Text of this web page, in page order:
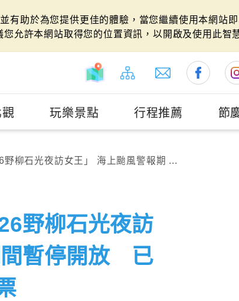
有助於為您提供更佳的體驗，當您繼續使用本網站
允許本網站取得您的位置資訊，以開啟及使用此智
玩樂景點 行程推薦 節
野柳石光夜訪女王」 海上颱風警報期 ...
野柳石光夜訪
間暫停開放 已